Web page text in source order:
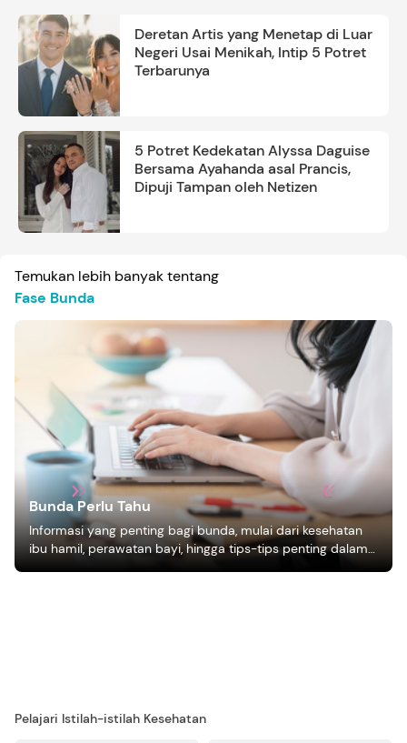
Deretan Artis yang Menetap di Luar
Negeri Usai Menikah, Intip 5 Potret
Terbarunya
5 Potret Kedekatan Alyssa Daguise
Bersama Ayahanda asal Prancis,
Dipuji Tampan oleh Netizen
Temukan lebih banyak tentang
Fase Bunda
Bunda Perlu Tahu
Informasi yang penting bagi bunda, mulai dari kesehatan
ibu hamil, perawatan bayi, hingga tips-tips penting dalam
Pelajari Istilah-istilah Kesehatan